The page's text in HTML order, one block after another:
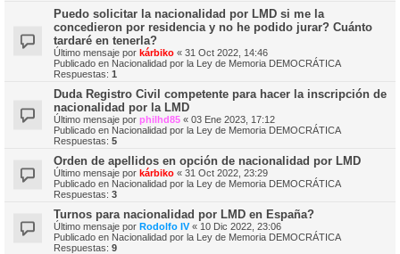
Puedo solicitar la nacionalidad por LMD si me la
concedieron por residencia y no he podido jurar? Cuánto
tardaré en tenerla?
Último mensaje por kárbiko « 31 Oct 2022, 14:46
Publicado en Nacionalidad por la Ley de Memoria DEMOCRÁTICA
Respuestas: 1
Duda Registro Civil competente para hacer la inscripción de
nacionalidad por la LMD
Último mensaje por philhd85 « 03 Ene 2023, 17:12
Publicado en Nacionalidad por la Ley de Memoria DEMOCRÁTICA
Respuestas: 5
Orden de apellidos en opción de nacionalidad por LMD
Último mensaje por kárbiko « 31 Oct 2022, 23:29
Publicado en Nacionalidad por la Ley de Memoria DEMOCRÁTICA
Respuestas: 3
Turnos para nacionalidad por LMD en España?
Último mensaje por Rodolfo IV« 10 Dic 2022, 23:06
Publicado en Nacionalidad por la Ley de Memoria DEMOCRÁTICA
Respuestas: 9